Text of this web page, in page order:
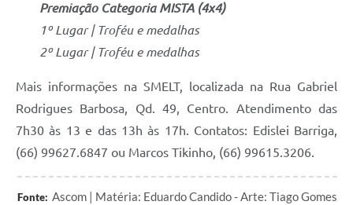
Premiação Categoria MISTA (4x4)
1º Lugar | Troféu e medalhas
2º Lugar | Troféu e medalhas
Mais informações na SMELT, localizada na Rua Gabriel
Rodrigues Barbosa, Qd. 49, Centro. Atendimento das
7h30 às 13 e das 13h às 17h. Contatos: Edislei Barriga,
(66) 99627.6847 ou Marcos Tikinho, (66) 99615.3206.
Fonte: Ascom | Matéria: Eduardo Candido - Arte: Tiago Gomes